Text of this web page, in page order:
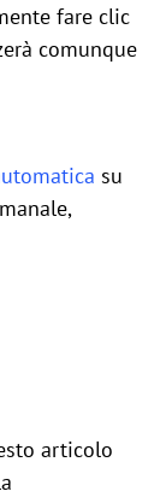
fare clic
comunque
su
articolo